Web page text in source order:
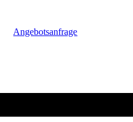
Angebotsanfrage